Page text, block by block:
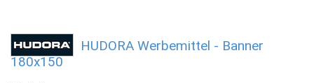
HUDORA Werbemittel - Banner
180x150